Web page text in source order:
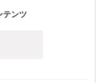
テンツ